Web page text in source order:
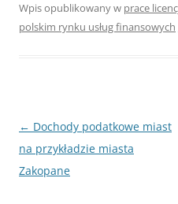
Wpis opublikowany w prace
polskim rynku usług finansowych
Nawigacja
wpisu
← Dochody podatkowe miast
na przykładzie miasta
Zakopane